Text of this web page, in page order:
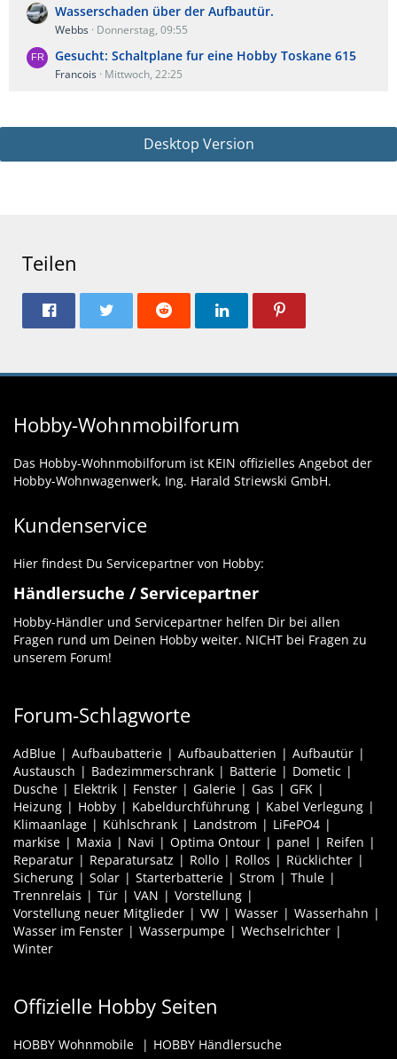
Wasserschaden über der Aufbautür.
Webbs Donnerstag, 09:55
Gesucht: Schaltplane fur eine Hobby Toskane 615
Francois Mittwoch, 22:25
Desktop Version
Teilen
Hobby-Wohnmobilforum
Das Hobby-Wohnmobilforum ist KEIN offizielles Angebot der
Hobby-Wohnwagenwerk, Ing. Harald Striewski GmbH.
Kundenservice
Hier findest Du Servicepartner von Hobby:
Händlersuche / Servicepartner
Hobby-Händler und Servicepartner helfen Dir bei allen
Fragen rund um Deinen Hobby weiter. NICHT bei Fragen zu
unserem Forum!
Forum-Schlagworte
AdBlue Aufbaubatterie Aufbaubatterien
Aufbautür
Austausch
Badezimmerschrank Batterie
Dometic
Dusche
Elektrik Fenster Galerie Gas
GFK
Heizung
Hobby Kabeldurchführung
Kabel Verlegung
Klimaanlage
Kühlschrank Landstrom
LiFePO4
markise
Maxia Navi Optima Ontour panel
Reifen
Reparatur
Reparatursatz Rollo Rollos
Rücklichter
Sicherung
Solar Starterbatterie Strom
Thule
Trennrelais
Tür VAN
Vorstellung
Vorstellung neuer Mitglieder
VW Wasser
Wasserhahn
Wasser im Fenster
Wasserpumpe
Wechselrichter
Winter
Offizielle Hobby Seiten
HOBBY Wohnmobile HOBBY Händlersuche